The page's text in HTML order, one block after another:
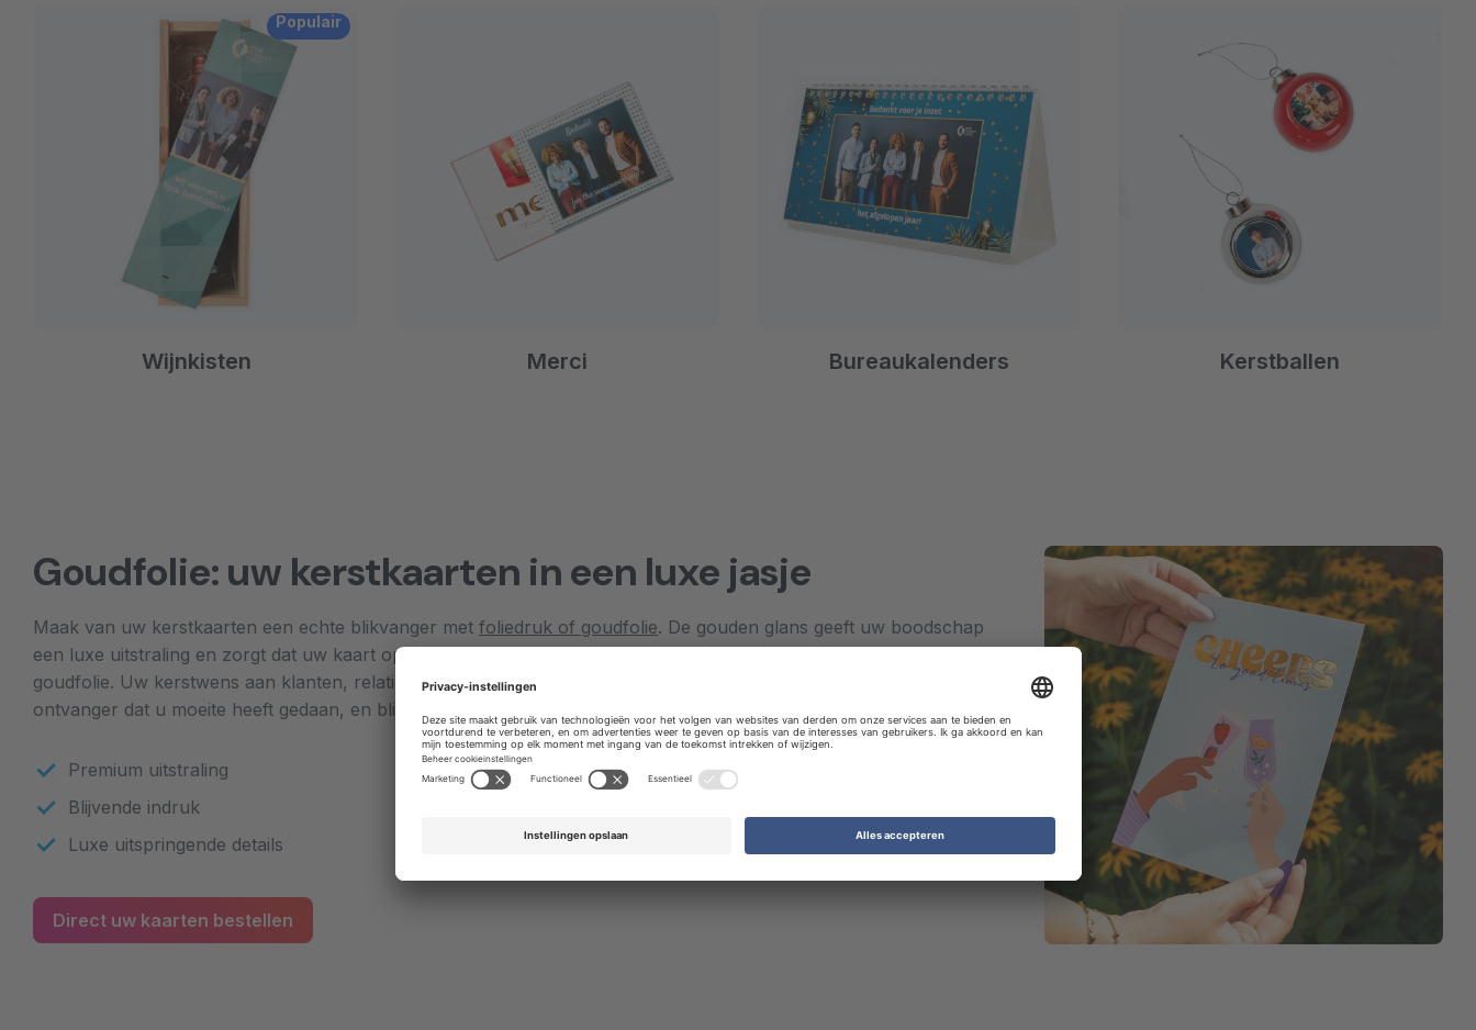
Populair
Wijnkisten Merci Bureaukalenders Kerstballen
Goudfolie: uw kerstkaarten in een luxe jasje
Maak van uw kerstkaarten een echte blikvanger met foliedruk of goudfolie. De gouden glans geeft uw boodschap
een luxe uitstraling en zorgt dat uw kaart opvalt tussen uw concurrenten! Elke kaart wordt speciaal met een vleugje
goudfolie. Uw kerstwens aan klanten, relaties of collega’s krijgt een feestelijke en persoonlijke uitstraling. Zo voelt de
ontvanger dat u moeite heeft gedaan, en blijft uw boodschap extra lang in gedachten.
Premium uitstraling
Blijvende indruk
Luxe uitspringende details
Direct uw kaarten bestellen